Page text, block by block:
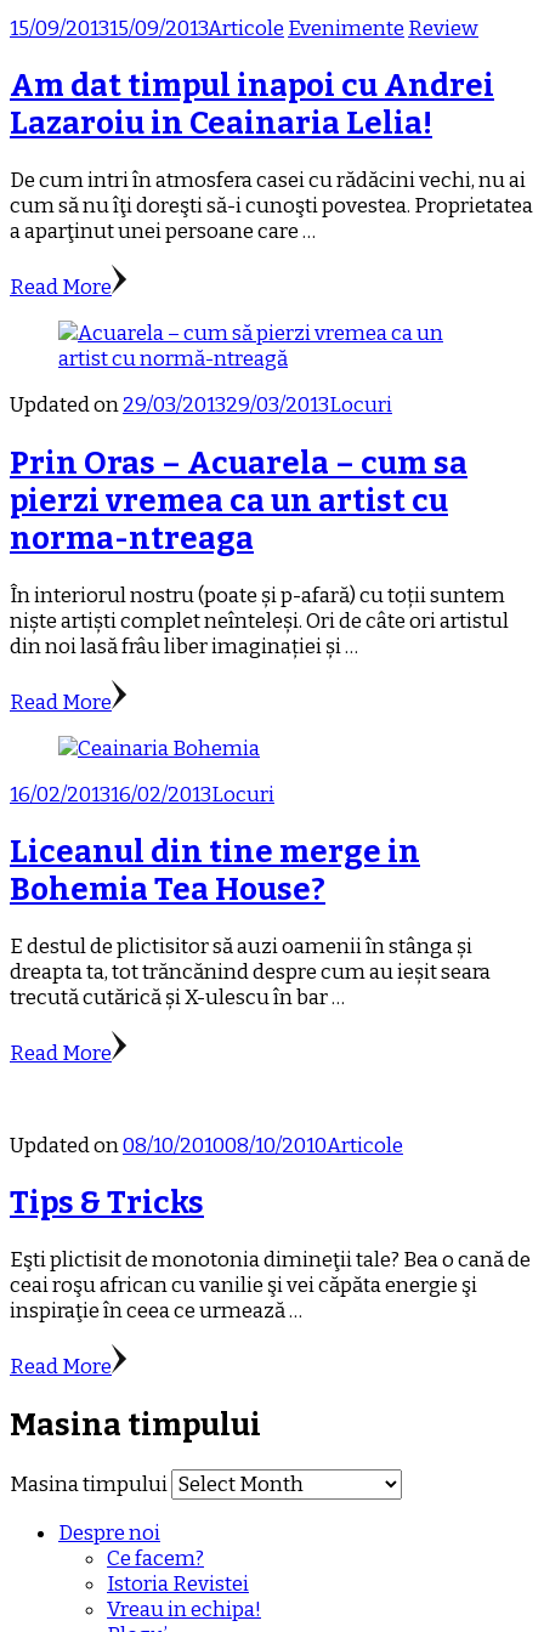
15/09/201315/09/2013Articole Evenimente Review
Am dat timpul inapoi cu Andrei
Lazaroiu in Ceainaria Lelia!
De cum intri în atmosfera casei cu rădăcini vechi, nu ai
cum să nu îţi doreşti să-i cunoşti povestea. Proprietatea
a aparţinut unei persoane care …
Read More
Updated on29/03/201329/03/2013Locuri
Prin Oras – Acuarela – cum sa
pierzi vremea ca un artist cu
norma-ntreaga
În interiorul nostru (poate și p-afară) cu toții suntem
niște artiști complet neînteleși. Ori de câte ori artistul
din noi lasă frâu liber imaginației și …
Read More
16/02/201316/02/2013Locuri
Liceanul din tine merge in
Bohemia Tea House?
E destul de plictisitor să auzi oamenii în stânga și
dreapta ta, tot trăncănind despre cum au ieșit seara
trecută cutărică și X-ulescu în bar …
Read More
Updated on08/10/201008/10/2010Articole
Tips & Tricks
Eşti plictisit de monotonia dimineţii tale? Bea o cană de
ceai roşu african cu vanilie şi vei căpăta energie şi
inspiraţie în ceea ce urmează …
Read More
Masina timpului
Masina timpului
Despre noi
Ce facem?
Istoria Revistei
Vreau in echipa!